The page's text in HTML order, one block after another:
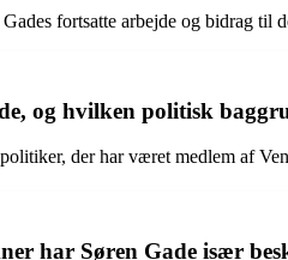
fortsatte arbejde og bidrag til
og hvilken politisk
der har været medlem af
har Søren Gade især